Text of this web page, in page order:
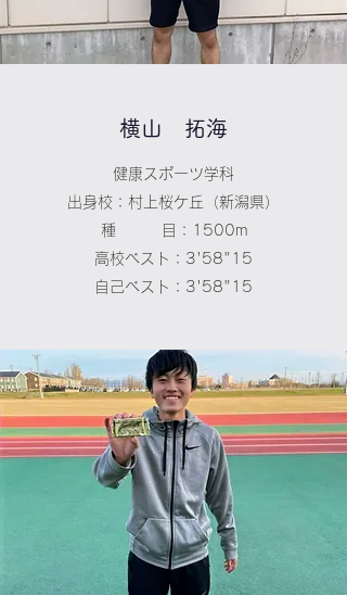
​​横山 拓海
健康スポーツ学科
出身校：村上桜ケ丘（新潟県）
種 目：1500m
高校ベスト：3'58"15
自己ベスト：3'58"15